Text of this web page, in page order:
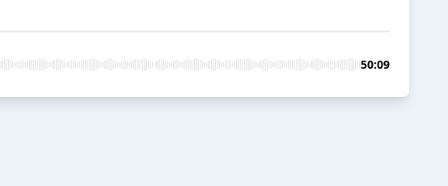
50:09